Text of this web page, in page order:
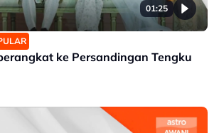
01:25
ke Persandingan Tengku